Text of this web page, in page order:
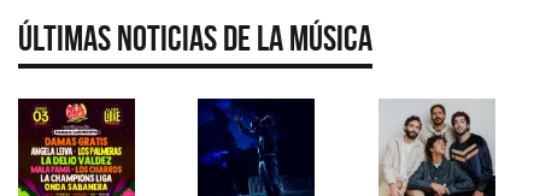
Últimas Noticias de la Música